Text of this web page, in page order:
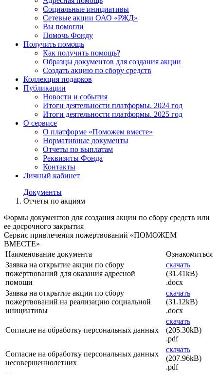
Социальные инициативы
Сетевые акции ОАО «РЖД»
Вы помогли
Помочь Фонду
Получить помощь
Как получить помощь?
Образцы документов для создания акции
Создать акцию по сбору средств
Коллекция подарков
Публикации
Новости и события
Итоги деятельности платформы. 2024 год
Итоги деятельности платформы. 2025 год
О сервисе
О платформе «Поможем вместе»
Нормативные документы
Отчеты по выплатам
Реквизиты Фонда
Контакты
Личный кабинет
Документы
Отчеты по акциям
Формы документов для создания акции по сбору средств или
ее досрочного закрытия
Сервис привлечения пожертвований «ПОМОЖЕМ
ВМЕСТЕ»
Наименование документа
Ознакомиться
Заявка на открытие акции по сбору
пожертвований для оказания адресной
помощи
скачать
(31.41kB)
.docx
Заявка на открытие акции по сбору
пожертвований на реализацию социальной
инициативы
скачать
(31.12kB)
.docx
Согласие на обработку персональных данных
скачать
(205.30kB)
.pdf
Согласие на обработку персональных данных
несовершеннолетних
скачать
(207.96kB)
.pdf